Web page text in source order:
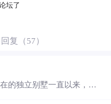
坛了
复（57）
的独立别墅一直以来，比